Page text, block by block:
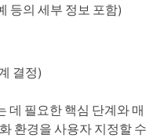
등의 세부 정보 포함)
결정)
데 필요한 핵심 단계와 매
환경을 사용자 지정할 수